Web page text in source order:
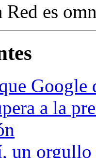
Red es
a la
un